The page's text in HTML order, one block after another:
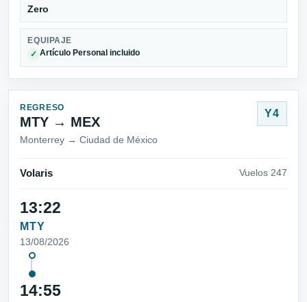
Zero
EQUIPAJE
✓ Artículo Personal incluido
REGRESO
MTY → MEX
Monterrey → Ciudad de México
Y4
Volaris Vuelos 247
13:22
MTY
13/08/2026
14:55